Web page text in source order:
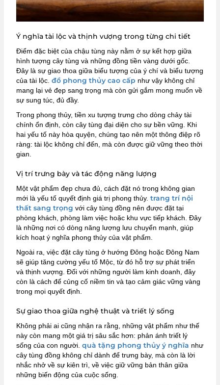
Ý nghĩa tài lộc và thịnh vượng trong từng chi tiết
Điểm đặc biệt của chậu tùng này nằm ở sự kết hợp giữa
hình tượng cây tùng và những đồng tiền vàng dưới gốc.
Đây là sự giao thoa giữa biểu tượng của ý chí và biểu tượng
của tài lộc. đồ phong thủy cao cấp như vậy không chỉ
mang lại vẻ đẹp sang trọng mà còn gửi gắm mong muốn về
sự sung túc, đủ đầy.
Trong phong thủy, tiền xu tượng trưng cho dòng chảy tài
chính ổn định, còn cây tùng đại diện cho sự bền vững. Khi
hai yếu tố này hòa quyện, chúng tạo nên một thông điệp rõ
ràng: tài lộc không chỉ đến, mà còn được giữ vững theo thời
gian.
Vị trí trưng bày và tác động năng lượng
Một vật phẩm đẹp chưa đủ, cách đặt nó trong không gian
mới là yếu tố quyết định giá trị phong thủy. trang trí nội
thất sang trọng với cây tùng đồng nên được đặt tại
phòng khách, phòng làm việc hoặc khu vực tiếp khách. Đây
là những nơi có dòng năng lượng lưu chuyển mạnh, giúp
kích hoạt ý nghĩa phong thủy của vật phẩm.
Ngoài ra, việc đặt cây tùng ở hướng Đông hoặc Đông Nam
sẽ giúp tăng cường yếu tố Mộc, từ đó hỗ trợ sự phát triển
và thịnh vượng. Đối với những người làm kinh doanh, đây
còn là cách để củng cố niềm tin và tạo cảm giác vững vàng
trong mọi quyết định.
Sự giao thoa giữa nghệ thuật và triết lý sống
Không phải ai cũng nhận ra rằng, những vật phẩm như thế
này còn mang một giá trị sâu sắc hơn: phản ánh triết lý
sống của con người. quà tặng phong thủy ý nghĩa như
cây tùng đồng không chỉ dành để trưng bày, mà còn là lời
nhắc nhở về sự kiên trì, về việc giữ vững bản thân giữa
những biến động của cuộc sống.